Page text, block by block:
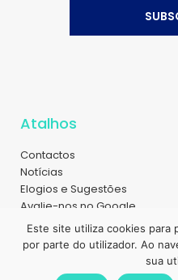
Atalhos
Contactos
Notícias
Elogios e Sugestões
Avalie-nos no Google
Sobre nós
Magazine
Política de Privacidade
Este site utiliza cookies para
por parte do utilizador. Ao
sua